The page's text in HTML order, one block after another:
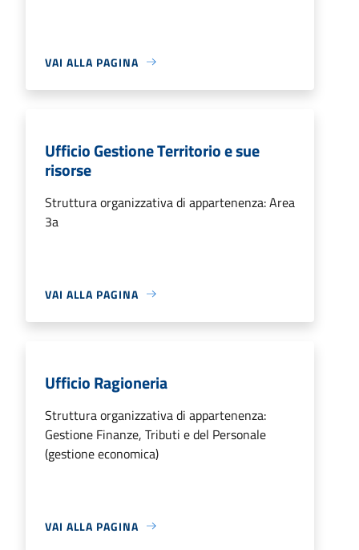
VAI ALLA PAGINA
Ufficio Gestione Territorio e sue
risorse
Struttura organizzativa di appartenenza: Area
3a
VAI ALLA PAGINA
Ufficio Ragioneria
Struttura organizzativa di appartenenza:
Gestione Finanze, Tributi e del Personale
(gestione economica)
VAI ALLA PAGINA